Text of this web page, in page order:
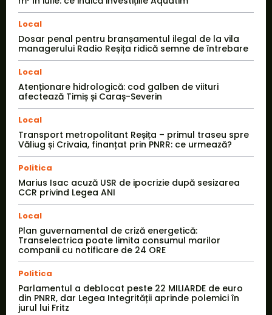
Local
Dosar penal pentru branșamentul ilegal de la vila
managerului Radio Reșița ridică semne de întrebare
Local
Atenționare hidrologică: cod galben de viituri
afectează Timiș și Caraș-Severin
Local
Transport metropolitant Reșița – primul traseu spre
Văliug și Crivaia, finanțat prin PNRR: ce urmează?
Politica
Marius Isac acuză USR de ipocrizie după sesizarea
CCR privind Legea ANI
Local
Plan guvernamental de criză energetică:
Transelectrica poate limita consumul marilor
companii cu notificare de 24 ORE
Politica
Parlamentul a deblocat peste 22 MILIARDE de euro
din PNRR, dar Legea Integrității aprinde polemici în
jurul lui Fritz